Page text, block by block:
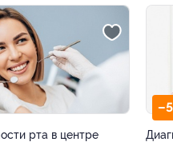
рта в центре